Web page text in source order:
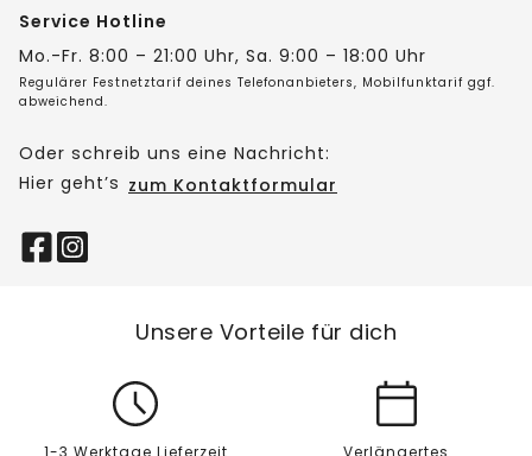
Service Hotline
Mo.-Fr. 8:00 – 21:00 Uhr, Sa. 9:00 – 18:00 Uhr
Regulärer Festnetztarif deines Telefonanbieters, Mobilfunktarif ggf.
abweichend.
Oder schreib uns eine Nachricht:
Hier geht’s zum Kontaktformular
Unsere Vorteile für dich